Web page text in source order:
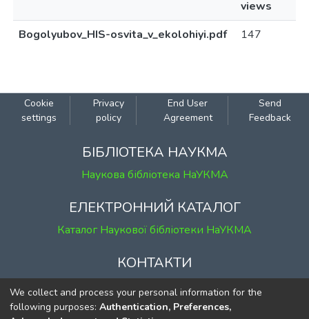
views
Bogolyubov_HIS-osvita_v_ekolohiyi.pdf
147
Cookie
settings
Privacy
policy
End User
Agreement
Send
Feedback
БІБЛІОТЕКА НАУКМА
Наукова бібліотека НаУКМА
ЕЛЕКТРОННИЙ КАТАЛОГ
Каталог Наукової бібліотеки НаУКМА
КОНТАКТИ
м. Київ, вул. Григорія Сковороди, 2
к. 1, к. 120
We collect and process your personal information for the
following purposes: Authentication, Preferences,